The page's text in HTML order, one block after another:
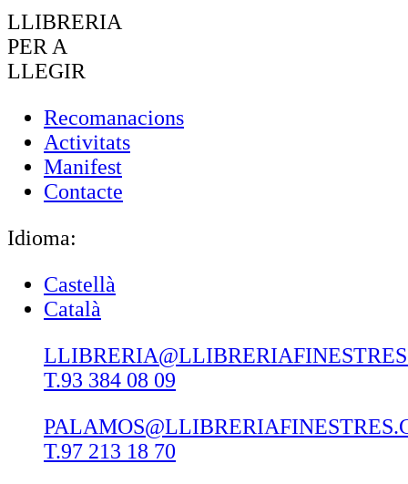
LLIBRERIA
PER A
LLEGIR
Recomanacions
Activitats
Manifest
Contacte
Idioma:
Castellà
Català
T.93 384 08 09
T.97 213 18 70